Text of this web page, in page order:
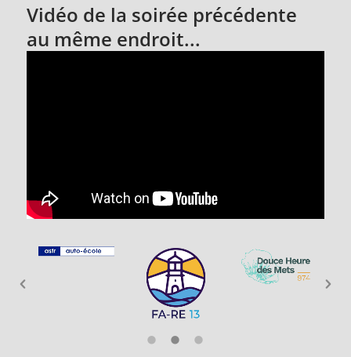
Vidéo de la soirée précédente
au même endroit...